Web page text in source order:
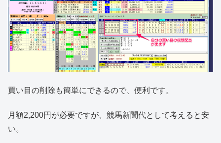
買い目の削除も簡単にできるので、便利です。
月額2,200円が必要ですが、競馬新聞代として考えると安
い。